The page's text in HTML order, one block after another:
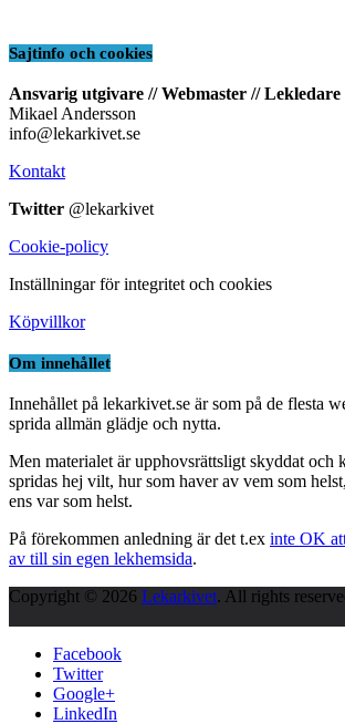
Sajtinfo och cookies
Ansvarig utgivare // Webmaster // Lekledare
Mikael Andersson
info@lekarkivet.se
Kontakt
Twitter @lekarkivet
Cookie-policy
Inställningar för integritet och cookies
Köpvillkor
Om innehållet
Innehållet på lekarkivet.se är som på de flesta
sprida allmän glädje och nytta.
Men materialet är upphovsrättsligt skyddat och
spridas hej vilt, hur som haver av vem som
ens var som helst.
På förekommen anledning är det t.ex inte OK
av till sin egen lekhemsida.
Copyright © 2026 Lekarkivet. All rights
Facebook
Twitter
Google+
LinkedIn